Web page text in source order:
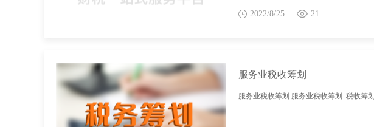
2022/8/25 21
服务业税收筹划
服务业税收筹划 服务业税收筹划 税收筹划